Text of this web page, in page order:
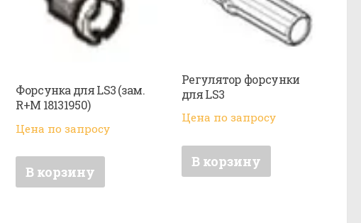
Форсунка для LS3 (зам.
R+M 18131950)
Цена по запросу
В корзину
Регулятор форсунки
для LS3
Цена по запросу
В корзину